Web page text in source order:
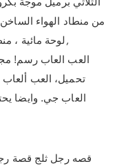
من منطاد الهواء
لوحة مائية ،
تحميل، العب
العاب جي. وايضا
قصه رجل ثلج قصة